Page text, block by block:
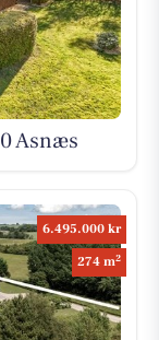
Asnæs
6.495.000 kr
274 m2